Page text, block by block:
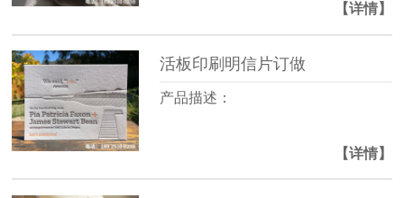
【详情】
活板印刷明信片订做
产品描述：
【详情】